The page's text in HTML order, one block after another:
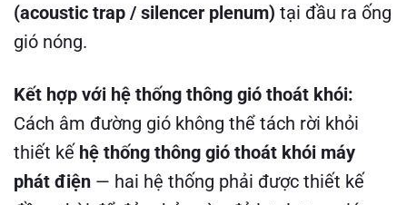
(acoustic trap / silencer plenum) tại đầu ra ống
gió nóng.
Kết hợp với hệ thống thông gió thoát khói:
Cách âm đường gió không thể tách rời khỏi
thiết kế hệ thống thông gió thoát khói máy
phát điện — hai hệ thống phải được thiết kế